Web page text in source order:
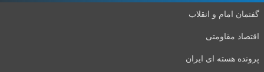
گفتمان امام و انقلاب
اقتصاد مقاومتی
پرونده هسته ای ایران